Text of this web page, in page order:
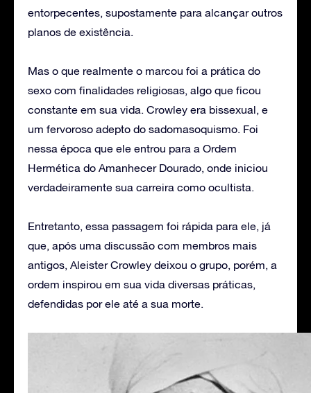
entorpecentes, supostamente para alcançar outros
planos de existência.
Mas o que realmente o marcou foi a prática do
sexo com finalidades religiosas, algo que ficou
constante em sua vida. Crowley era bissexual, e
um fervoroso adepto do sadomasoquismo. Foi
nessa época que ele entrou para a Ordem
Hermética do Amanhecer Dourado, onde iniciou
verdadeiramente sua carreira como ocultista.
Entretanto, essa passagem foi rápida para ele, já
que, após uma discussão com membros mais
antigos, Aleister Crowley deixou o grupo, porém, a
ordem inspirou em sua vida diversas práticas,
defendidas por ele até a sua morte.